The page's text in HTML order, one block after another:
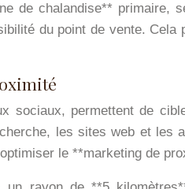
de chalandise** primaire,
du point de vente.
sociaux, permettent de
les sites web et les
le **marketing de